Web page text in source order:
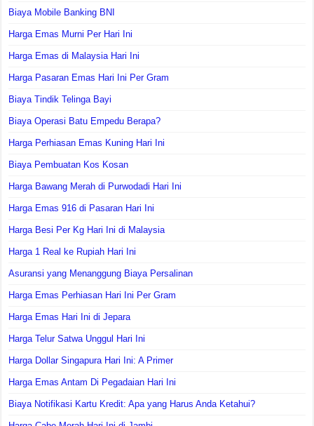
Biaya Mobile Banking BNI
Harga Emas Murni Per Hari Ini
Harga Emas di Malaysia Hari Ini
Harga Pasaran Emas Hari Ini Per Gram
Biaya Tindik Telinga Bayi
Biaya Operasi Batu Empedu Berapa?
Harga Perhiasan Emas Kuning Hari Ini
Biaya Pembuatan Kos Kosan
Harga Bawang Merah di Purwodadi Hari Ini
Harga Emas 916 di Pasaran Hari Ini
Harga Besi Per Kg Hari Ini di Malaysia
Harga 1 Real ke Rupiah Hari Ini
Asuransi yang Menanggung Biaya Persalinan
Harga Emas Perhiasan Hari Ini Per Gram
Harga Emas Hari Ini di Jepara
Harga Telur Satwa Unggul Hari Ini
Harga Dollar Singapura Hari Ini: A Primer
Harga Emas Antam Di Pegadaian Hari Ini
Biaya Notifikasi Kartu Kredit: Apa yang Harus Anda Ketahui?